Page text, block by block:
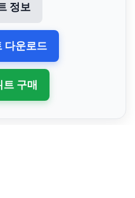
정보
다운로드
구매